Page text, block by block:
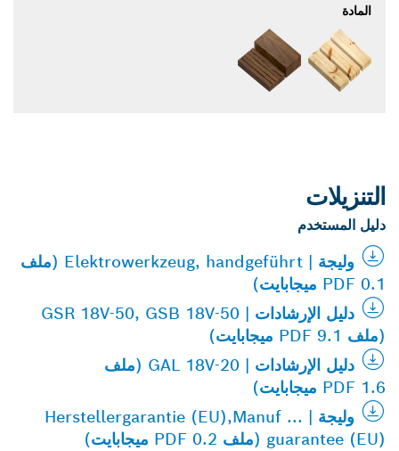
المادة
التنزيلات
دليل المستخدم
وليجة | Elektrowerkzeug, handgeführt (ملف
PDF 0.1 ميجابايت)
دليل الإرشادات | GSR 18V-50, GSB 18V-50
(ملف PDF 9.1 ميجابايت)
دليل الإرشادات | GAL 18V-20 (ملف
PDF 1.6 ميجابايت)
وليجة | Herstellergarantie (EU),Manuf ...
guarantee (EU) (ملف PDF 0.2 ميجابايت)